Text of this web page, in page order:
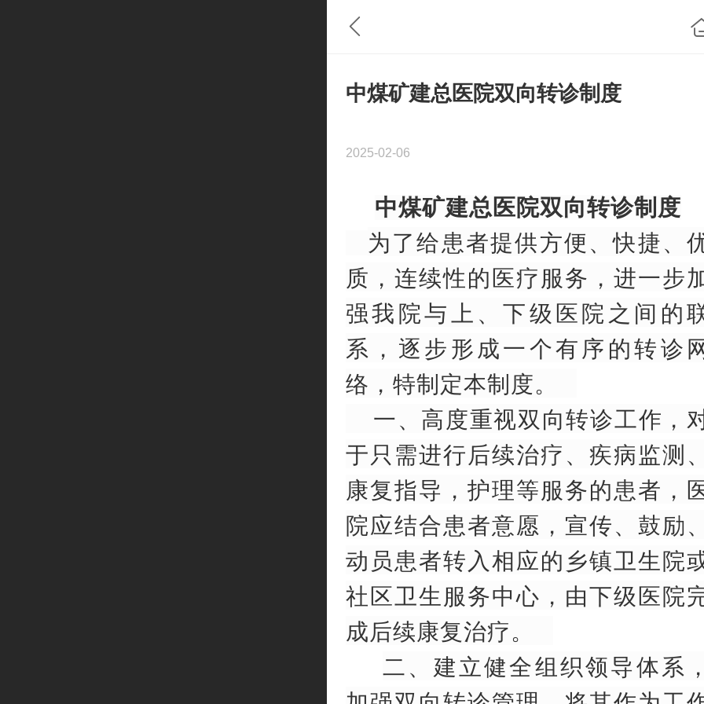
中煤矿建总医院双向转诊制度
2025-02-06
中煤矿建总医院双向转诊制度
为了给患者提供方便、快捷、
质，连续性的医疗服务，进一步
强我院与上、下级医院之间的
系，逐步形成一个有序的转诊
络，特制定本制度。
一、高度重视双向转诊工作，
于只需进行后续治疗、疾病监测、
康复指导，护理等服务的患者，
院应结合患者意愿，宣传、鼓励、
动员患者转入相应的乡镇卫生院
社区卫生服务中心，由下级医院
成后续康复治疗。
二、建立健全组织领导体系，